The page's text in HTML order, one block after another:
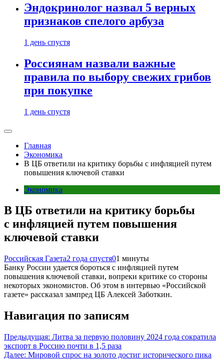
Эндокринолог назвал 5 верных
признаков спелого арбуза
1 день спустя
Россиянам назвали важные
правила по выбору свежих грибов
при покупке
1 день спустя
Главная
Экономика
В ЦБ ответили на критику борьбы с инфляцией путем
повышения ключевой ставки
Экономика
В ЦБ ответили на критику борьбы
с инфляцией путем повышения
ключевой ставки
Российская Газета2 года спустя01 минуты
Банку России удается бороться с инфляцией путем
повышения ключевой ставки, вопреки критике со стороны
некоторых экономистов. Об этом в интервью «Российской
газете» рассказал зампред ЦБ Алексей Заботкин.
Навигация по записям
Предыдущая: Литва за первую половину 2024 года сократила
экспорт в Россию почти в 1,5 раза
Далее: Мировой спрос на золото достиг исторического пика